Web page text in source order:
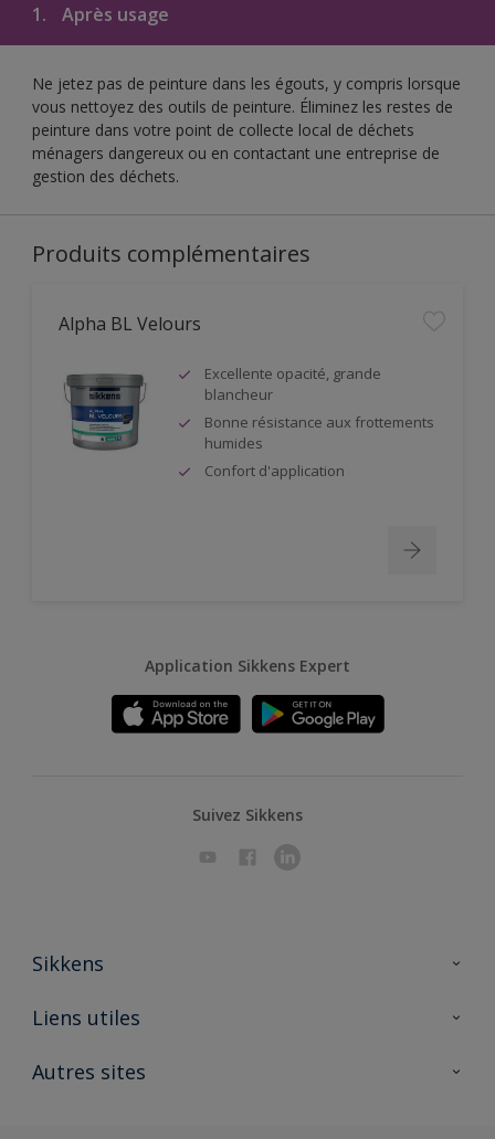
1. Après usage
Ne jetez pas de peinture dans les égouts, y compris lorsque
vous nettoyez des outils de peinture. Éliminez les restes de
peinture dans votre point de collecte local de déchets
ménagers dangereux ou en contactant une entreprise de
gestion des déchets.
Produits complémentaires
Alpha BL Velours
Excellente opacité, grande
blancheur
Bonne résistance aux frottements
humides
Confort d'application
Application Sikkens Expert
Suivez Sikkens
Sikkens
A propos de Sikkens
Liens utiles
Ouvrir un magasin PASS
Autres sites